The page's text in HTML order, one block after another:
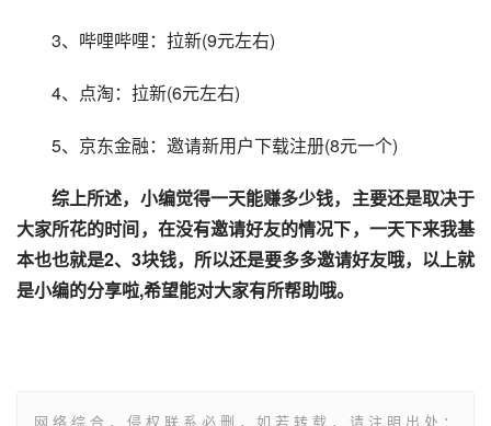
3、哔哩哔哩：拉新(9元左右)
4、点淘：拉新(6元左右)
5、京东金融：邀请新用户下载注册(8元一个)
综上所述，小编觉得一天能赚多少钱，主要还是取决于
大家所花的时间，在没有邀请好友的情况下，一天下来我基
本也也就是2、3块钱，所以还是要多多邀请好友哦，以上就
是小编的分享啦,希望能对大家有所帮助哦。
网络综合，侵权联系必删，如若转载，请注明出处：